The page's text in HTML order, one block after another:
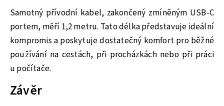
Samotný přívodní kabel, zakončený zmíněným USB-C
portem, měří 1,2 metru. Tato délka představuje ideální
kompromis a poskytuje dostatečný komfort pro běžné
používání na cestách, při procházkách nebo při práci
u počítače.
Závěr